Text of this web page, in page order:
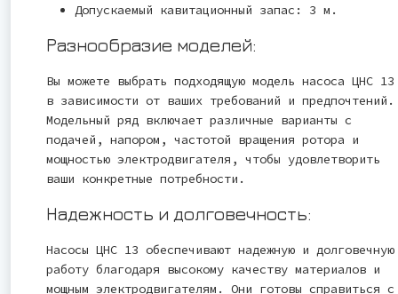
Допускаемый кавитационный запас: 3 м.
Разнообразие моделей:
Вы можете выбрать подходящую модель насоса ЦНС 13
в зависимости от ваших требований и предпочтений.
Модельный ряд включает различные варианты с
подачей, напором, частотой вращения ротора и
мощностью электродвигателя, чтобы удовлетворить
ваши конкретные потребности.
Надежность и долговечность:
Насосы ЦНС 13 обеспечивают надежную и долговечную
работу благодаря высокому качеству материалов и
мощным электродвигателям. Они готовы справиться с